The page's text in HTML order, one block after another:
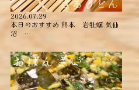
2026.07.29
本日のおすすめ ︎熊本 岩牡蠣 ︎気仙
沼 …